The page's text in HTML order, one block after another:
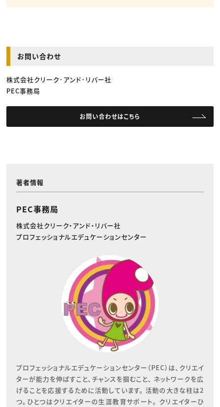
お問い合わせ
株式会社クリーク･アンド･リバー社
PEC事務局
お問い合わせはこちら
著者情報
PEC事務局
株式会社クリーク・アンド・リバー社
プロフェッショナルエデュケーションセンター
プロフェッショナルエデュケーションセンター（PEC）は、クリエイ
ターが能力を伸ばすこと、チャンスを掴むこと、 ネットワークを広
げることを応援するために活動しています。 活動の大きな柱は2
つ。ひとつはクリエイターの生涯教育サポート。 クリエイターひ